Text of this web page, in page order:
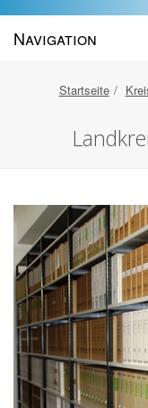
Navigation
Startseite